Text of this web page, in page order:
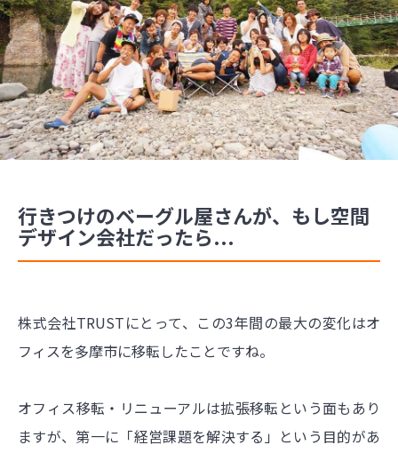
行きつけのベーグル屋さんが、もし空間
デザイン会社だったら...
株式会社TRUSTにとって、この3年間の最大の変化はオ
フィスを多摩市に移転したことですね。
オフィス移転・リニューアルは拡張移転という面もあり
ますが、第一に「経営課題を解決する」という目的があ